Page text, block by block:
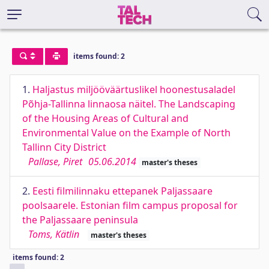
items found: 2
1. Haljastus miljööväärtuslikel hoonestusaladel
Põhja-Tallinna linnaosa näitel. The Landscaping
of the Housing Areas of Cultural and
Environmental Value on the Example of North
Tallinn City District
Pallase, Piret 05.06.2014 master's theses
2. Eesti filmilinnaku ettepanek Paljassaare
poolsaarele. Estonian film campus proposal for
the Paljassaare peninsula
Toms, Kätlin
master's theses
items found: 2